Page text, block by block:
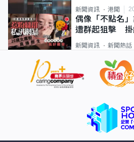
新聞資訊 港聞
偶像「不點名
遭群起狙擊 掛
新聞資訊 新聞熱話